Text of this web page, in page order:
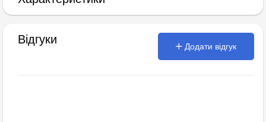
Відгуки
Додати відгук